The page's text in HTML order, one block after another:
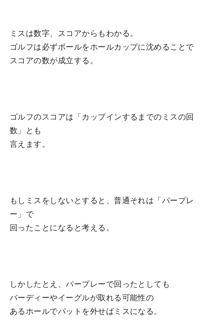
ミスは数字、スコアからもわかる。
ゴルフは必ずボールをホールカップに沈めることで
スコアの数が成立する。
ゴルフのスコアは「カップインするまでのミスの回
数」とも
言えます。
もしミスをしないとすると、普通それは「パープレ
ー」で
回ったことになると考える。
しかしたとえ、パープレーで回ったとしても
バーディーやイーグルが取れる可能性の
あるホールでパットを外せばミスになる。